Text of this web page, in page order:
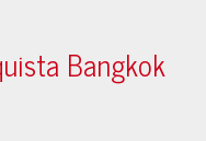
Bangkok